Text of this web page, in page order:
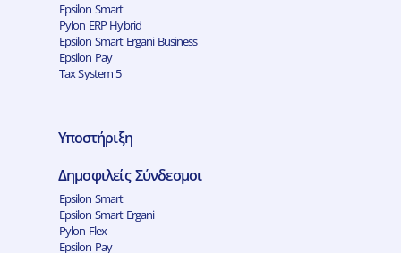
Epsilon Smart
Pylon ERP Hybrid
Epsilon Smart Ergani Business
Epsilon Pay
Tax System 5
Υποστήριξη
Δημοφιλείς Σύνδεσμοι
Epsilon Smart
Epsilon Smart Ergani
Pylon Flex
Epsilon Pay